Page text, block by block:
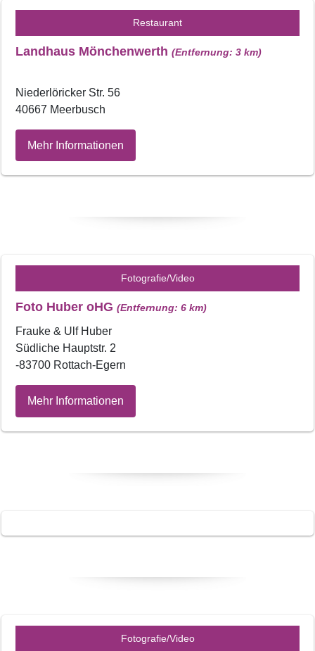
Restaurant
Landhaus Mönchenwerth (Entfernung: 3 km)
Niederlöricker Str. 56
40667 Meerbusch
Mehr Informationen
Fotografie/Video
Foto Huber oHG (Entfernung: 6 km)
Frauke & Ulf Huber
Südliche Hauptstr. 2
-83700 Rottach-Egern
Mehr Informationen
Fotografie/Video